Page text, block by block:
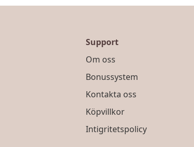
Support
Om oss
Bonussystem
Kontakta oss
Köpvillkor
Intigritetspolicy